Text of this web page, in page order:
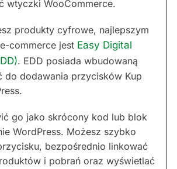
wtyczki WooCommerce.
produkty cyfrowe, najlepszym
commerce jest Easy Digital
. EDD posiada wbudowaną
do dodawania przycisków Kup
go jako skrócony kod lub blok
WordPress. Możesz szybko
bezpośrednio linkować
i pobrań oraz wyświetlać